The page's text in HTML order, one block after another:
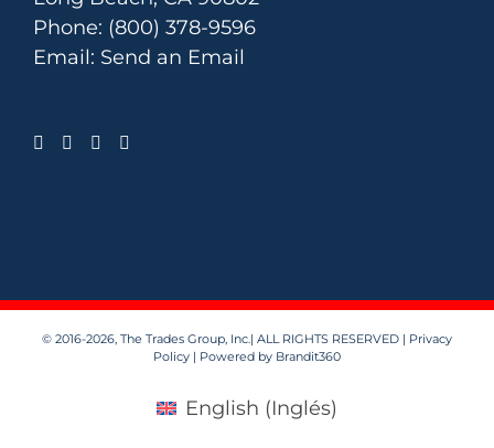
Phone: (800) 378-9596
Email: Send an Email
© 2016-2026, The Trades Group, Inc.| ALL RIGHTS RESERVED | Privacy
Policy | Powered by Brandit360
English (Inglés)